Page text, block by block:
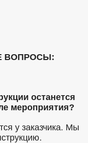
ВОПРОСЫ:
останется
мероприятия?
у заказчика. Мы